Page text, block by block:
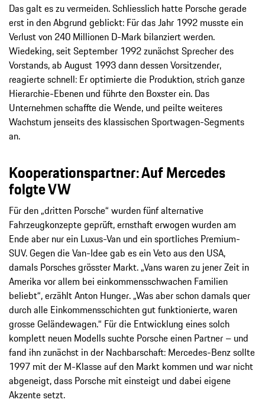
Das galt es zu vermeiden. Schliesslich hatte Porsche gerade
erst in den Abgrund geblickt: Für das Jahr 1992 musste ein
Verlust von 240 Millionen D-Mark bilanziert werden.
Wiedeking, seit September 1992 zunächst Sprecher des
Vorstands, ab August 1993 dann dessen Vorsitzender,
reagierte schnell: Er optimierte die Produktion, strich ganze
Hierarchie-Ebenen und führte den Boxster ein. Das
Unternehmen schaffte die Wende, und peilte weiteres
Wachstum jenseits des klassischen Sportwagen-Segments
an.
Kooperationspartner: Auf Mercedes
folgte VW
Für den „dritten Porsche“ wurden fünf alternative
Fahrzeugkonzepte geprüft, ernsthaft erwogen wurden am
Ende aber nur ein Luxus-Van und ein sportliches Premium-
SUV. Gegen die Van-Idee gab es ein Veto aus den USA,
damals Porsches grösster Markt. „Vans waren zu jener Zeit in
Amerika vor allem bei einkommensschwachen Familien
beliebt“, erzählt Anton Hunger. „Was aber schon damals quer
durch alle Einkommensschichten gut funktionierte, waren
grosse Geländewagen.“ Für die Entwicklung eines solch
komplett neuen Modells suchte Porsche einen Partner – und
fand ihn zunächst in der Nachbarschaft: Mercedes-Benz sollte
1997 mit der M-Klasse auf den Markt kommen und war nicht
abgeneigt, dass Porsche mit einsteigt und dabei eigene
Akzente setzt.